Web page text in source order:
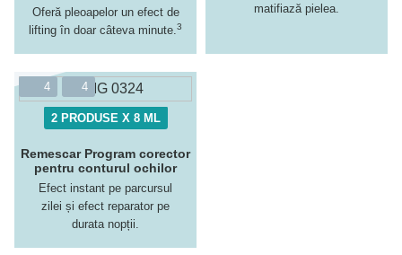
Oferă pleoapelor un efect de
lifting în doar câteva minute. 3
matifiază pielea.
4 4
2 PRODUSE X 8 ML
Remescar Program corector
pentru conturul ochilor
Efect instant pe parcursul
zilei și efect reparator pe
durata nopții.